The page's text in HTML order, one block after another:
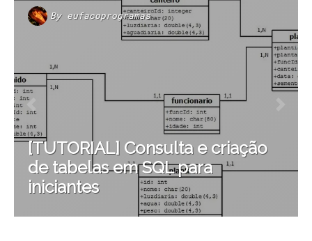
By eufacoprogramas
[TUTORIAL] Consulta e criação
de tabelas em SQL para
iniciantes